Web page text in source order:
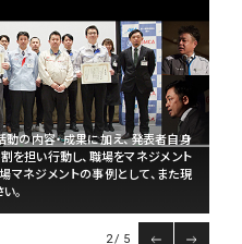
ミドルクラス、若手クラスが集い、
題共有や将来の人事戦略における
え、今後の取り組みにつなげてい
の内容・成果に加え、発表者自身
を担い行動し、職場をマネジメント
マネジメントの事例として、また現
。
約17％減）に直面する医療現場。
、今、病院経営に何が求められてい
とシンポジウムをお届けします。
の内容・成果に加え、発表者自身
を担い行動し、職場をマネジメント
マネジメントの事例として、また現
。
の内容・成果に加え、発表者自身
を担い行動し、職場をマネジメント
マネジメントの事例として、また現
。
2 5